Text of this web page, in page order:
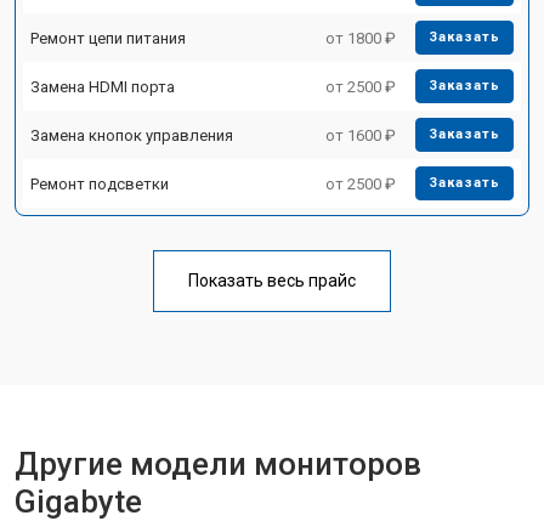
Ремонт цепи питания от 1800 ₽ Заказать
Замена HDMI порта от 2500 ₽ Заказать
Замена кнопок управления от 1600 ₽ Заказать
Ремонт подсветки от 2500 ₽ Заказать
Показать весь прайс
Другие модели мониторов
Gigabyte